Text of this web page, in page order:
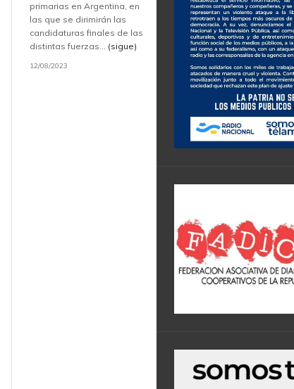
primarias en Argentina, en
las que se dirimirán las
candidaturas finales de las
distintas fuerzas... (sigue)
12/08/2023